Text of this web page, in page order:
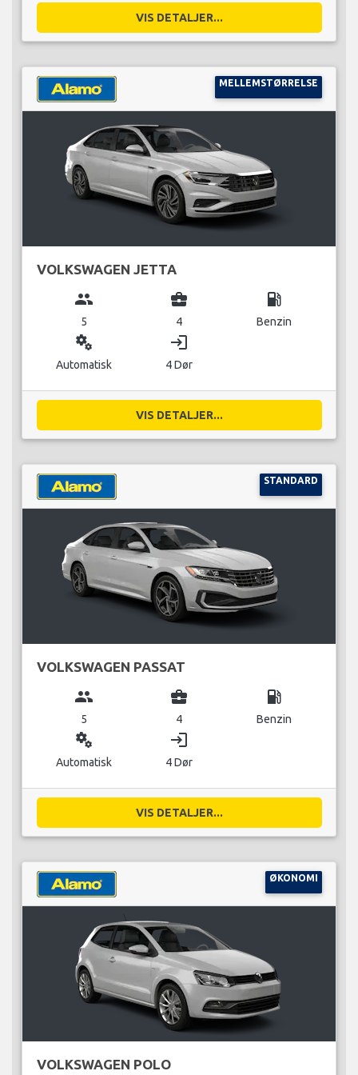
VIS DETALJER...
MELLEMSTØRRELSE
VOLKSWAGEN JETTA
group
5
business_center
4
local_gas_station
Benzin
miscellaneous_services
Automatisk
login
4 Dør
VIS DETALJER...
STANDARD
VOLKSWAGEN PASSAT
group
5
business_center
4
local_gas_station
Benzin
miscellaneous_services
Automatisk
login
4 Dør
VIS DETALJER...
ØKONOMI
VOLKSWAGEN POLO